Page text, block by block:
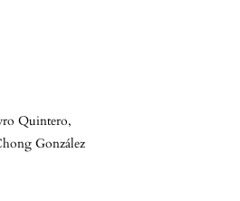
Quintero,
González